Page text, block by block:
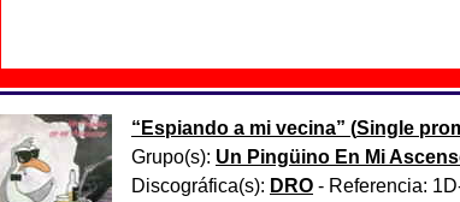
Discos en los que aparece “Espiando a mi vecina
“ Espiando a mi vecina” (Single
Grupo(s): Un Pingüino En Mi
Discográfica(s): DRO - Referencia: